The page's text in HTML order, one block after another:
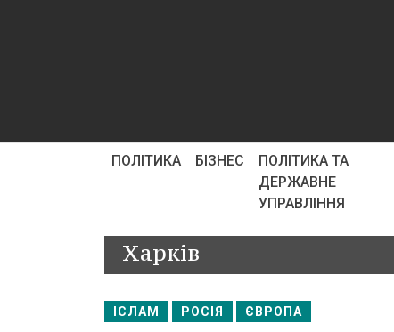
ПОЛІТИКА БІЗНЕС
ПОЛІТИКА ТА
ДЕРЖАВНЕ
УПРАВЛІННЯ
Харків
ІСЛАМ РОСІЯ ЄВРОПА